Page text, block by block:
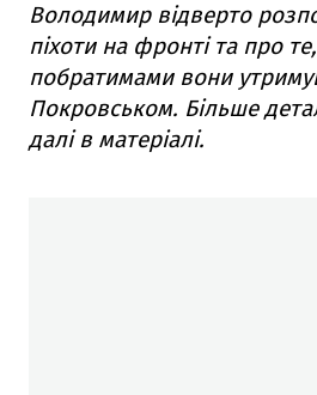
Володимир відверто
піхоти на фронті та про
побратимами вони
Покровськом. Більше
далі в матеріалі.